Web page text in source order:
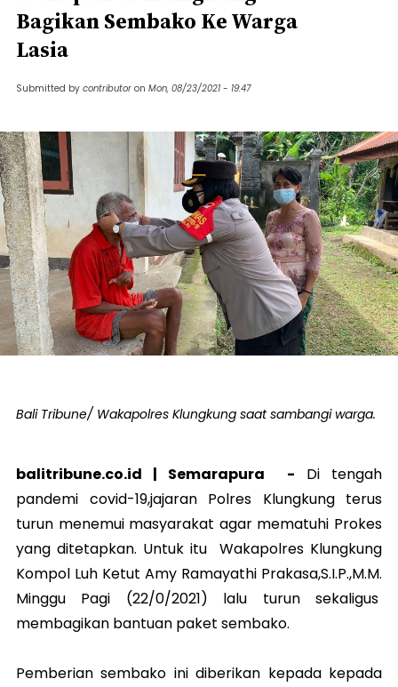
Bagikan Sembako Ke Warga
Lasia
Submitted by contributor on Mon, 08/23/2021 - 19:47
Bali Tribune/ Wakapolres Klungkung saat sambangi warga.
balitribune.co.id | Semarapura - Di tengah
pandemi covid-19,jajaran Polres Klungkung terus
turun menemui masyarakat agar mematuhi Prokes
yang ditetapkan. Untuk itu Wakapolres Klungkung
Kompol Luh Ketut Amy Ramayathi Prakasa,S.I.P.,M.M.
Minggu Pagi (22/0/2021) lalu turun sekaligus
membagikan bantuan paket sembako.
Pemberian sembako ini diberikan kepada kepada